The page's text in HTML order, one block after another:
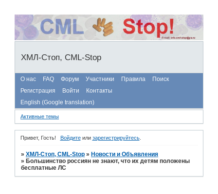
ХМЛ-Стоп, CML-Stop
О нас FAQ Форум Участники Правила
Поиск
Регистрация
Войти
Контакты
English (Google translation)
Активные темы
Привет, Гость! Войдитеили зарегистрируйтесь.
»ХМЛ-Стоп, CML-Stop » Новости и Объявления
» Большинство россиян не знают, что их детям положены
бесплатные ЛС